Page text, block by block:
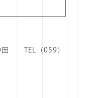
田 TEL（059）